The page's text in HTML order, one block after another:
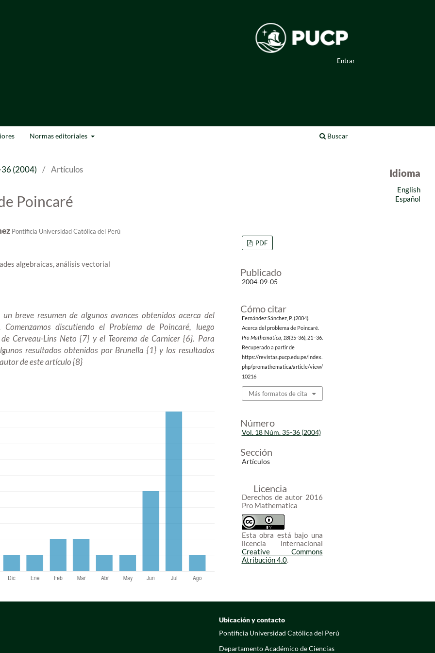
Normas editoriales Buscar
Entrar
(2004) / Artículos
Poincaré
Pontificia Universidad Católica del Perú
algebraicas, análisis vectorial
breve resumen de algunos avances obtenidos acerca del
Comenzamos discutiendo el Problema de Poincaré, luego
Cerveau-Lins Neto {7} y el Teorema de Carnicer {6}. Para
resultados obtenidos por Brunella {1} y los resultados
de este artículo {8}
PDF
Publicado
2004-09-05
Cómo citar
Fernández Sánchez, P. (2004).
Acerca del problema de Poincaré.
Pro Mathematica 18(35-36), 21–36.
Recuperado a partir de
https://revistas.pucp.edu.pe/index.
php/promathematica/article/view/
10216
Más formatos de cita
Número
Vol. 18 Núm. 35-36 (2004)
Sección
Artículos
Licencia
Derechos de autor 2016
Pro Mathematica
Esta obra está bajo una
licencia internacional
Creative Commons
Atribución 4.0.
Idioma
English
Español
Ubicación y contacto
Pontificia Universidad Católica del Perú
Departamento Académico de Ciencias